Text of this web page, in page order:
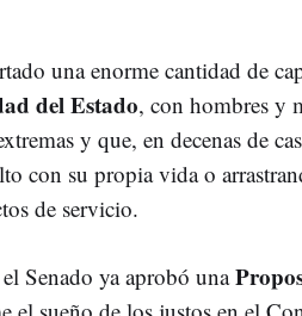
una enorme cantidad de
del Estado, con hombres y
y que, en decenas de
con su propia vida o
de servicio.
Senado ya aprobó una